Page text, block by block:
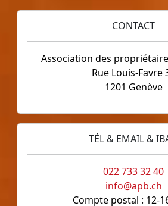
CONTACT
Association des
Rue Louis-Favre
1201 Genève
TÉL & EMAIL &
022 733 32 40
info@apb.ch
Compte postal : 12-